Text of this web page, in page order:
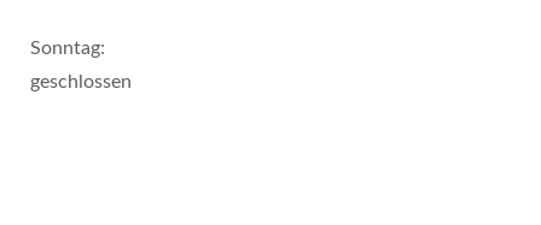
Sonntag:
geschlossen